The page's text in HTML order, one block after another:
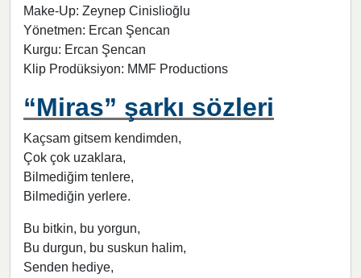
Make-Up: Zeynep Cinislioğlu
Yönetmen: Ercan Şencan
Kurgu: Ercan Şencan
Klip Prodüksiyon: MMF Productions
“Miras” şarkı sözleri
Kaçsam gitsem kendimden,
Çok çok uzaklara,
Bilmediğim tenlere,
Bilmediğin yerlere.
Bu bitkin, bu yorgun,
Bu durgun, bu suskun halim,
Senden hediye,